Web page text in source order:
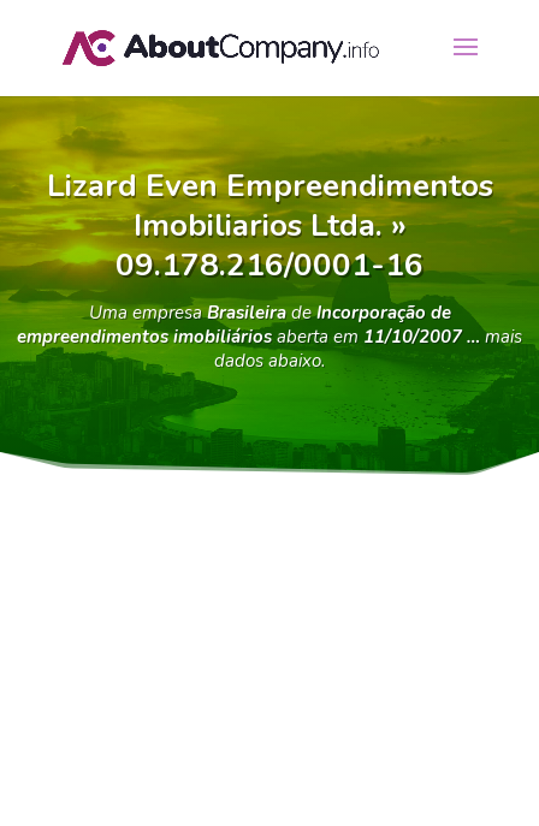
Lizard Even Empreendimentos
Imobiliarios Ltda. »
09.178.216/0001-16
Uma empresaBrasileiradeIncorporação de
empreendimentos imobiliáriosaberta em 11/10/2007 …mais
dados abaixo.